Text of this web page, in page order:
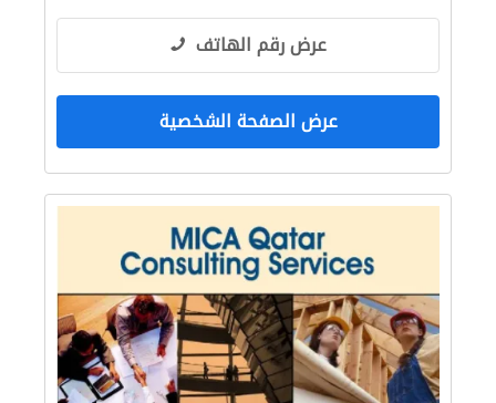
عرض رقم الهاتف
عرض الصفحة الشخصية